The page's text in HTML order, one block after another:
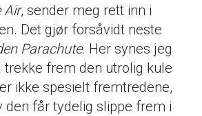
Air, sender meg rett inn i
Det gjør forsåvidt neste
Parachute. Her synes jeg
trekke frem den utrolig kule
ikke spesielt fremtredene,
den får tydelig slippe frem i